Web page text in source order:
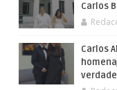
Carlos
Carlos